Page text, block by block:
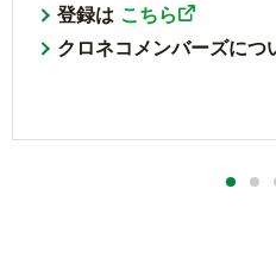
登録は こちら
クロネコメンバーズにつ